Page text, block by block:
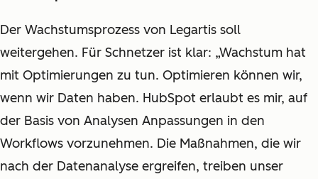
Der Wachstumsprozess von Legartis soll
weitergehen. Für Schnetzer ist klar: „Wachstum hat
mit Optimierungen zu tun. Optimieren können wir,
wenn wir Daten haben. HubSpot erlaubt es mir, auf
der Basis von Analysen Anpassungen in den
Workflows vorzunehmen. Die Maßnahmen, die wir
nach der Datenanalyse ergreifen, treiben unser